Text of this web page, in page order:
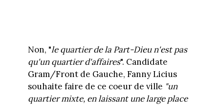
Non, "le quartier de la Part-Dieu n'est pas
qu'un quartier d'affaires". Candidate
Gram/Front de Gauche, Fanny Licius
souhaite faire de ce coeur de ville "un
quartier mixte, en laissant une large place